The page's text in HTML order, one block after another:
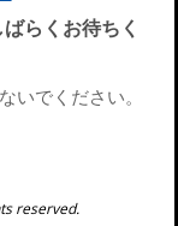
らくお待ちく
いでください。
reserved.